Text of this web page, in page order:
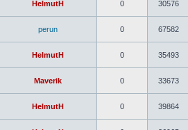
HelmutH 0 30576
perun 0 67582
HelmutH 0 35493
Maverik 0 33673
HelmutH 0 39864